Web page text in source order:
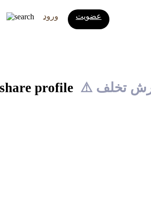
ورود عضویت
تخلف